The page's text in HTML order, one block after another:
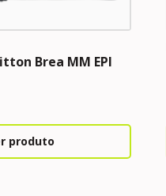
Brea MM EPI
produto